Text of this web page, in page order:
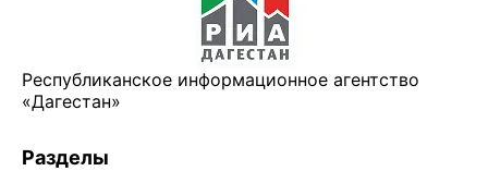
Республиканское информационное агентство
«Дагестан»
Разделы